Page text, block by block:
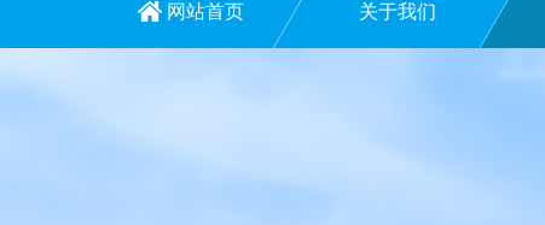
网站首页 关于我们